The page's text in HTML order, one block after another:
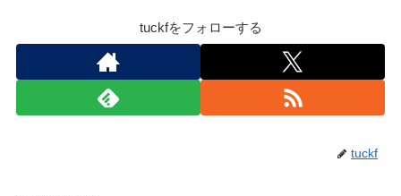
tuckfをフォローする
tuckf